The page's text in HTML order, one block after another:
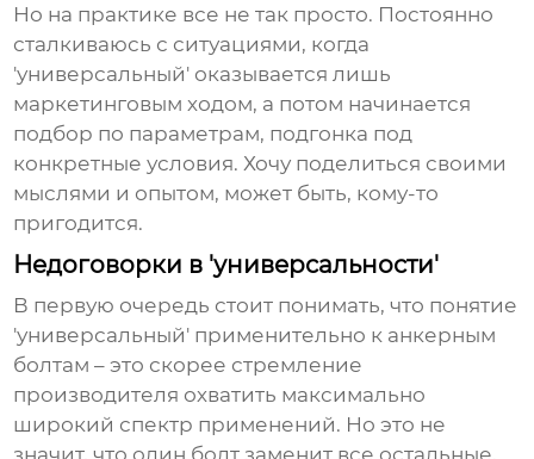
Но на практике все не так просто. Постоянно
сталкиваюсь с ситуациями, когда
'универсальный' оказывается лишь
маркетинговым ходом, а потом начинается
подбор по параметрам, подгонка под
конкретные условия. Хочу поделиться своими
мыслями и опытом, может быть, кому-то
пригодится.
Недоговорки в 'универсальности'
В первую очередь стоит понимать, что понятие
'универсальный' применительно к анкерным
болтам – это скорее стремление
производителя охватить максимально
широкий спектр применений. Но это не
значит, что один болт заменит все остальные.